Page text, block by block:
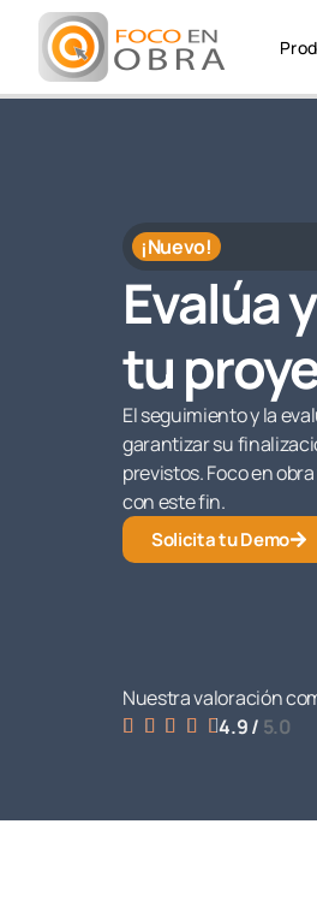
¡Nuevo!
Evalúa
tu
El seguimiento y la
garantizar su
previstos. Foco en
con este fin.
Solicita tu Demo
Nuestra valoración
    4.9 / 5.0